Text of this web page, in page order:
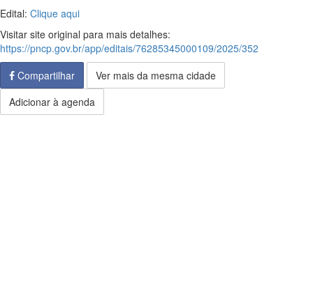
Edital: Clique aqui
Visitar site original para mais detalhes:
https://pncp.gov.br/app/editais/76285345000109/2025/352
Compartilhar
Ver mais da mesma cidade
Adicionar à agenda